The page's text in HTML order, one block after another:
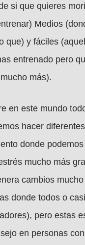
si que quieres
Medios
que) y fáciles
entrenado pero
más).
en este mundo
hacer
donde
mucho más
cambios
donde todos o
pero estas
en personas